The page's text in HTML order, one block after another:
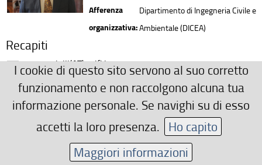
Afferenza
organizzativa:
Dipartimento di Ingegneria Civile e
Ambientale (DICEA)
Recapiti
marco.uzielli(AT)unifi.it
Ulteriori Recapiti
+39 328 6549144
marco.uzielli(AT)unifi.it
Area riservata
I cookie di questo sito servono al suo corretto
funzionamento e non raccolgono alcuna tua
informazione personale. Se navighi su di esso
accetti la loro presenza. Ho capito
Maggiori informazioni